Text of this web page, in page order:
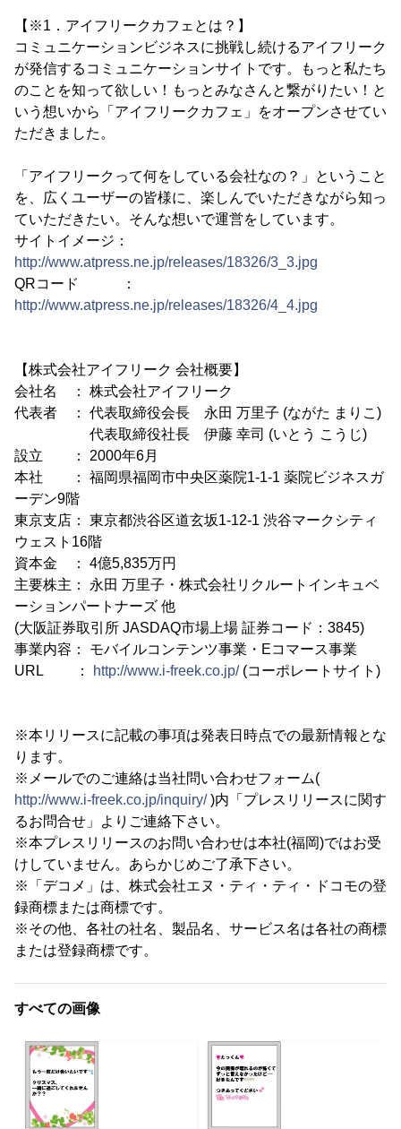
【※1．アイフリークカフェとは？】
コミュニケーションビジネスに挑戦し続けるアイフリーク
が発信するコミュニケーションサイトです。もっと私たち
のことを知って欲しい！もっとみなさんと繋がりたい！と
いう想いから「アイフリークカフェ」をオープンさせてい
ただきました。
「アイフリークって何をしている会社なの？」ということ
を、広くユーザーの皆様に、楽しんでいただきながら知っ
ていただきたい。そんな想いで運営をしています。
サイトイメージ：
http://www.atpress.ne.jp/releases/18326/3_3.jpg
QRコード ：
http://www.atpress.ne.jp/releases/18326/4_4.jpg
【株式会社アイフリーク 会社概要】
会社名 ： 株式会社アイフリーク
代表者 ： 代表取締役会長 永田 万里子 (ながた まりこ)
代表取締役社長 伊藤 幸司 (いとう こうじ)
設立 ： 2000年6月
本社 ： 福岡県福岡市中央区薬院1-1-1 薬院ビジネスガ
ーデン9階
東京支店： 東京都渋谷区道玄坂1-12-1 渋谷マークシティ
ウェスト16階
資本金 ： 4億5,835万円
主要株主： 永田 万里子・株式会社リクルートインキュベ
ーションパートナーズ 他
(大阪証券取引所 JASDAQ市場上場 証券コード：3845)
事業内容： モバイルコンテンツ事業・Eコマース事業
URL ：
http://www.i-freek.co.jp/(コーポレートサイト)
※本リリースに記載の事項は発表日時点での最新情報とな
ります。
※メールでのご連絡は当社問い合わせフォーム(
http://www.i-freek.co.jp/inquiry/)内「プレスリリースに関す
るお問合せ」よりご連絡下さい。
※本プレスリリースのお問い合わせは本社(福岡)ではお受
けしていません。あらかじめご了承下さい。
※「デコメ」は、株式会社エヌ・ティ・ティ・ドコモの登
録商標または商標です。
※その他、各社の社名、製品名、サービス名は各社の商標
または登録商標です。
すべての画像